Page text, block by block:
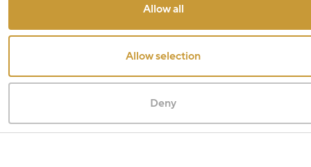
Allow all
Allow selection
Deny